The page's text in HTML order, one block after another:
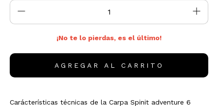
¡No te lo pierdas, es el último!
Carácterísticas técnicas de la Carpa Spinit adventure 6